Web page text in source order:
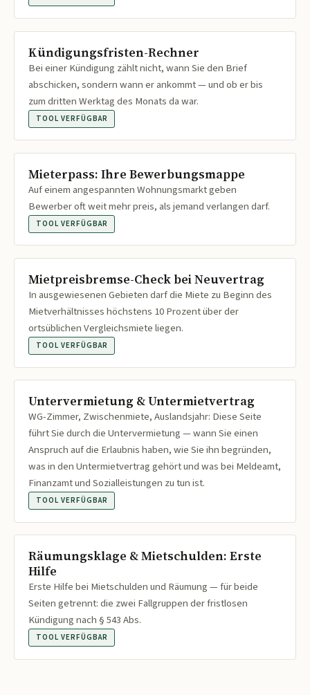
Kündigungsfristen-Rechner
Bei einer Kündigung zählt nicht, wann Sie den Brief
abschicken, sondern wann er ankommt — und ob er bis
zum dritten Werktag des Monats da war.
TOOL VERFÜGBAR
Mieterpass: Ihre Bewerbungsmappe
Auf einem angespannten Wohnungsmarkt geben
Bewerber oft weit mehr preis, als jemand verlangen darf.
TOOL VERFÜGBAR
Mietpreisbremse-Check bei Neuvertrag
In ausgewiesenen Gebieten darf die Miete zu Beginn des
Mietverhältnisses höchstens 10 Prozent über der
ortsüblichen Vergleichsmiete liegen.
TOOL VERFÜGBAR
Untervermietung & Untermietvertrag
WG-Zimmer, Zwischenmiete, Auslandsjahr: Diese Seite
führt Sie durch die Untervermietung — wann Sie einen
Anspruch auf die Erlaubnis haben, wie Sie ihn begründen,
was in den Untermietvertrag gehört und was bei Meldeamt,
Finanzamt und Sozialleistungen zu tun ist.
TOOL VERFÜGBAR
Räumungsklage & Mietschulden: Erste
Hilfe
Erste Hilfe bei Mietschulden und Räumung — für beide
Seiten getrennt: die zwei Fallgruppen der fristlosen
Kündigung nach § 543 Abs.
TOOL VERFÜGBAR